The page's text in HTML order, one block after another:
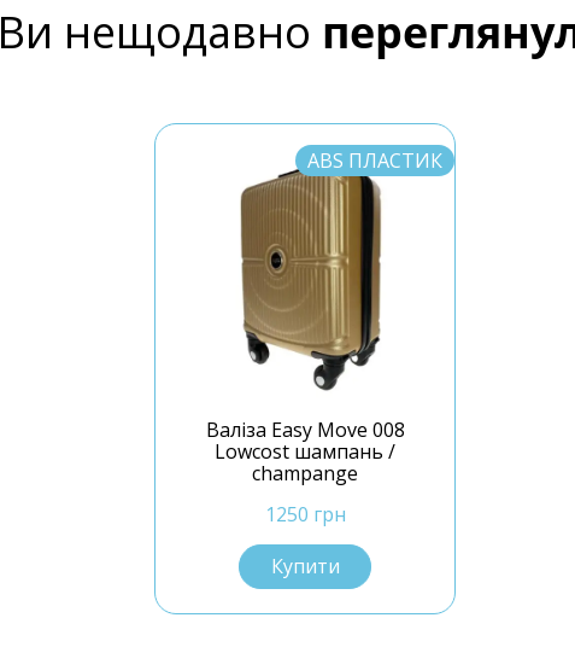
Ви нещодавно
ABS ПЛАСТИК
Валіза Easy Move 008
Lowcost шампань /
champange
1250 грн
Купити